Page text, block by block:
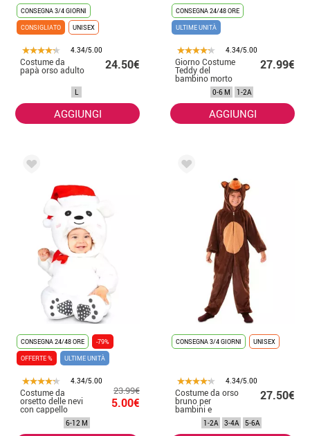
CONSEGNA 3/4 GIORNI
CONSIGLIATO
UNISEX
4.34/5.00
Costume da
papà orso adulto 24.50€
L
AGGIUNGI
CONSEGNA 24/48 ORE
ULTIME UNITÀ
4.34/5.00
Giorno Costume
Teddy del
bambino morto
27.99€
0-6 M 1-2A
AGGIUNGI
CONSEGNA 24/48 ORE
-79%
OFFERTE %
ULTIME UNITÀ
4.34/5.00
Costume da
orsetto delle nevi
con cappello
23.99€
5.00€
6-12 M
CONSEGNA 3/4 GIORNI UNISEX
4.34/5.00
Costume da orso
bruno per
bambini e
neonati
27.50€
1-2A 3-4A 5-6A